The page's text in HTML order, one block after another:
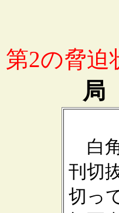
第2の脅迫
白
刊切
切っ